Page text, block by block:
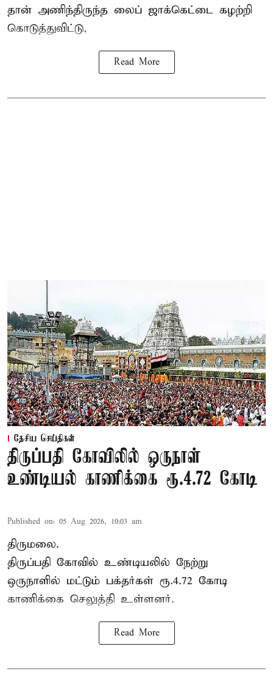
தான் அணிந்திருந்த லைப் ஜாக்கெட்டை கழற்றி
கொடுத்துவிட்டு,
Read More
தேசிய செய்திகள்
திருப்பதி கோவிலில் ஒருநாள்
உண்டியல் காணிக்கை ரூ.4.72 கோடி
Published on: 05 Aug 2026, 10:03 am
திருமலை.
திருப்பதி கோவில் உண்டியலில் நேற்று
ஒருநாளில் மட்டும் பக்தர்கள் ரூ.4.72 கோடி
காணிக்கை செலுத்தி உள்ளனர்.
Read More